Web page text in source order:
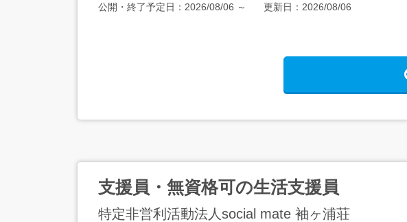
公開・終了予定日： 2026/08/06 ～ 更新日： 2026/08/06
支援員・無資格可の生活支援員
特定非営利活動法人social mate 袖ヶ浦荘